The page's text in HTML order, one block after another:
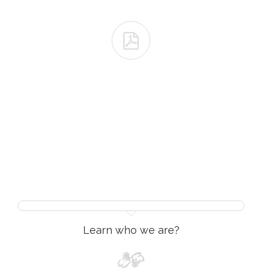

Learn who we are?